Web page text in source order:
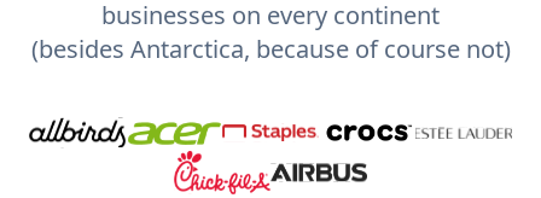
businesses on every continent
(besides Antarctica, because of course not)